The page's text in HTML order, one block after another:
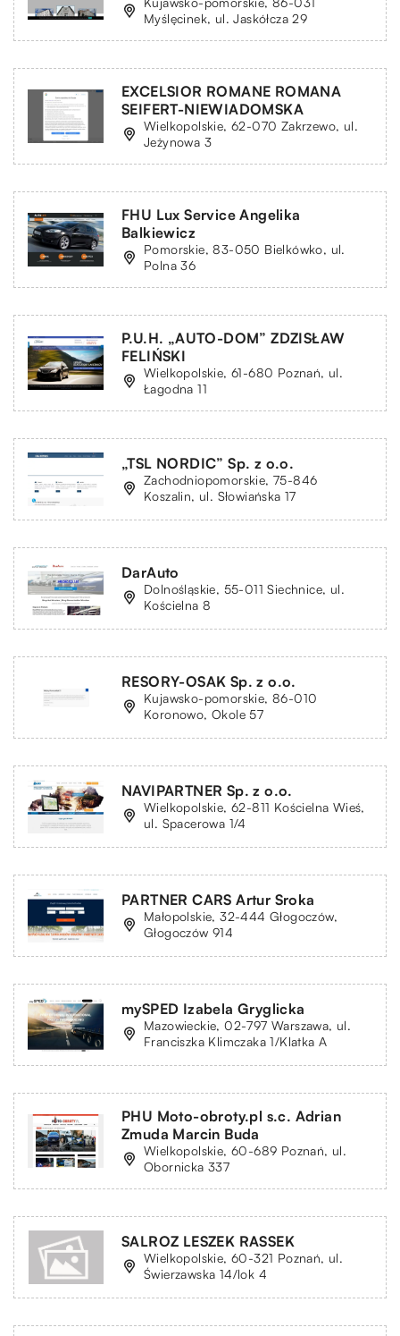
Myślęcinek, ul. Jaskółcza 29
EXCELSIOR ROMANE ROMANA
SEIFERT-NIEWIADOMSKA
Wielkopolskie, 62-070 Zakrzewo, ul.
Jeżynowa 3
FHU Lux Service Angelika
Balkiewicz
Pomorskie, 83-050 Bielkówko, ul.
Polna 36
P.U.H. „AUTO-DOM” ZDZISŁAW
FELIŃSKI
Wielkopolskie, 61-680 Poznań, ul.
Łagodna 11
„TSL NORDIC” Sp. z o.o.
Zachodniopomorskie, 75-846
Koszalin, ul. Słowiańska 17
DarAuto
Dolnośląskie, 55-011 Siechnice, ul.
Kościelna 8
RESORY-OSAK Sp. z o.o.
Kujawsko-pomorskie, 86-010
Koronowo, Okole 57
NAVIPARTNER Sp. z o.o.
Wielkopolskie, 62-811 Kościelna Wieś,
ul. Spacerowa 1/4
PARTNER CARS Artur Sroka
Małopolskie, 32-444 Głogoczów,
Głogoczów 914
mySPED Izabela Gryglicka
Mazowieckie, 02-797 Warszawa, ul.
Franciszka Klimczaka 1/Klatka A
PHU Moto-obroty.pl s.c. Adrian
Zmuda Marcin Buda
Wielkopolskie, 60-689 Poznań, ul.
Obornicka 337
SALROZ LESZEK RASSEK
Wielkopolskie, 60-321 Poznań, ul.
Świerzawska 14/lok 4